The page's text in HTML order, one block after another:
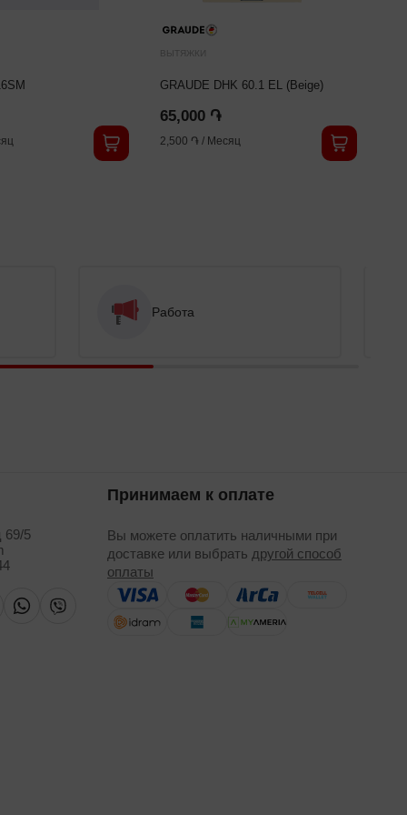
ВЫТЯЖКИ
GRAUDE DHK 60.1 EL (Beige)
65,000 ֏
2,500 ֏ / Месяц
Работа
69/5
Принимаем к оплате
Вы можете оплатить наличными при
доставке или выбрать другой способ
оплаты